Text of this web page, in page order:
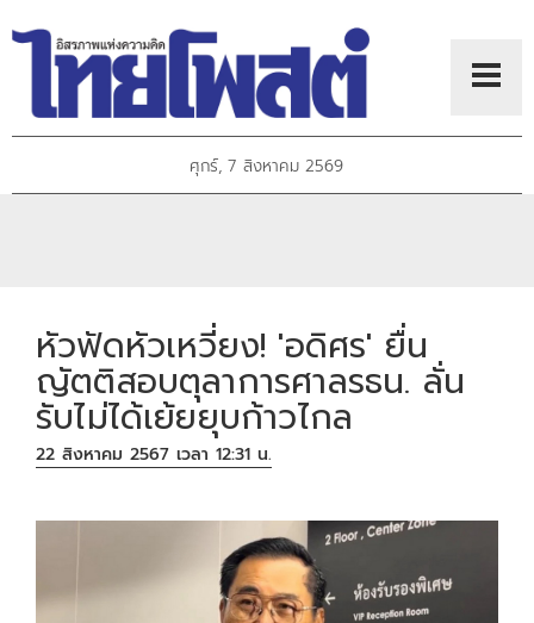
ศุกร์, 7 สิงหาคม 2569
หัวฟัดหัวเหวี่ยง! 'อดิศร' ยื่น
ญัตติสอบตุลาการศาลรธน. ลั่น
รับไม่ได้เย้ยยุบก้าวไกล
22 สิงหาคม 2567 เวลา 12:31 น.